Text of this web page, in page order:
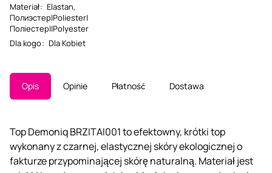
Materiał: Elastan,
Полиэстер|Poliester|
Поліестер||Polyester
Dla kogo: Dla Kobiet
Opis Opinie Płatność Dostawa
Top Demoniq BRZITAI001 to efektowny, krótki top
wykonany z czarnej, elastycznej skóry ekologicznej o
fakturze przypominającej skórę naturalną. Materiał jest